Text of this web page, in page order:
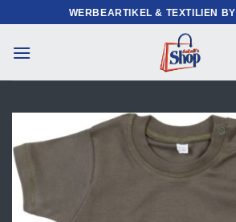
Inhalt
springen
WERBEARTIKEL & TEXTILIEN BY